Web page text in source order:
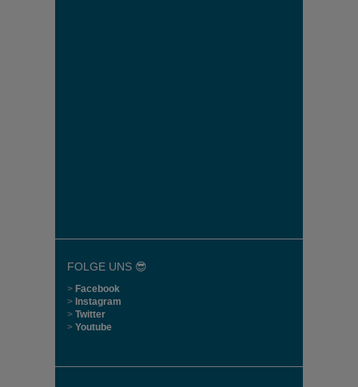
FOLGE UNS 😎
> Facebook
> Instagram
> Twitter
> Youtube